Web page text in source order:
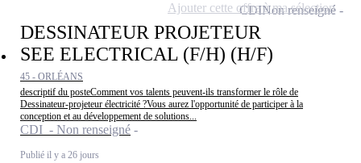
DESSINATEUR PROJETEUR
SEE ELECTRICAL (F/H) (H/F)
45 - ORLÉANS
descriptif du posteComment vos talents peuvent-ils transformer le rôle de
Dessinateur-projeteur électricité ?Vous aurez l'opportunité de participer à la
conception et au développement de solutions...
CDI - Non renseigné
Publié il y a 26 jours
CDINon renseigné
Ajouter cette offre à ma sélection